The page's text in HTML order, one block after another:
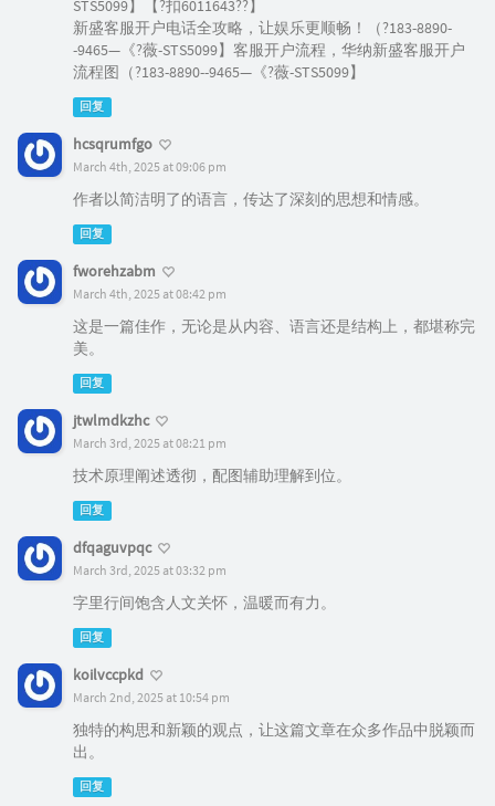
STS5099】【?扣6011643??】
新盛客服开户电话全攻略，让娱乐更顺畅！（?183-8890-
-9465—《?薇-STS5099】客服开户流程，华纳新盛客服开户
流程图（?183-8890--9465—《?薇-STS5099】
回复
hcsqrumfgo
March 4th, 2025 at 09:06 pm
作者以简洁明了的语言，传达了深刻的思想和情感。
回复
fworehzabm
March 4th, 2025 at 08:42 pm
这是一篇佳作，无论是从内容、语言还是结构上，都堪称完
美。
回复
jtwlmdkzhc
March 3rd, 2025 at 08:21 pm
技术原理阐述透彻，配图辅助理解到位。
回复
dfqaguvpqc
March 3rd, 2025 at 03:32 pm
字里行间饱含人文关怀，温暖而有力。
回复
koilvccpkd
March 2nd, 2025 at 10:54 pm
独特的构思和新颖的观点，让这篇文章在众多作品中脱颖而
出。
回复